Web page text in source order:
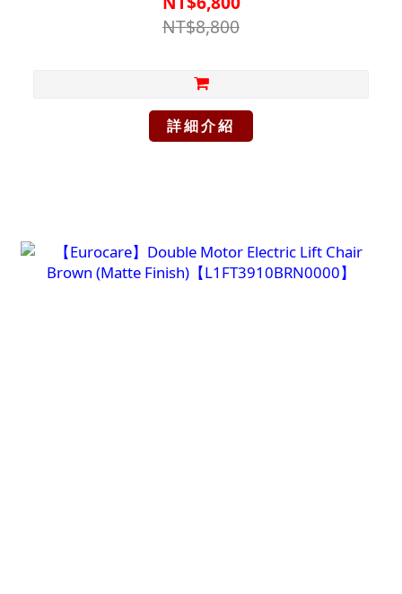
NT$8,800
詳細介紹